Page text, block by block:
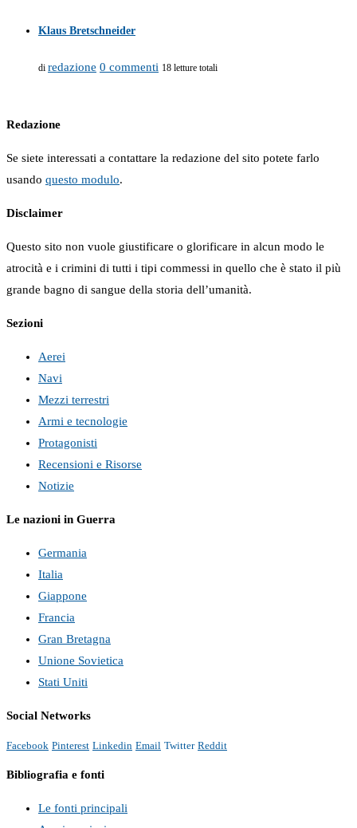
Klaus Bretschneider
di redazione 0 commenti 18 letture totali
Redazione
Se siete interessati a contattare la redazione del sito potete farlo
usando questo modulo.
Disclaimer
Questo sito non vuole giustificare o glorificare in alcun modo le
atrocità e i crimini di tutti i tipi commessi in quello che è stato il più
grande bagno di sangue della storia dell’umanità.
Sezioni
Aerei
Navi
Mezzi terrestri
Armi e tecnologie
Protagonisti
Recensioni e Risorse
Notizie
Le nazioni in Guerra
Germania
Italia
Giappone
Francia
Gran Bretagna
Unione Sovietica
Stati Uniti
Social Networks
Facebook Pinterest Linkedin Email Twitter Reddit
Bibliografia e fonti
Le fonti principali